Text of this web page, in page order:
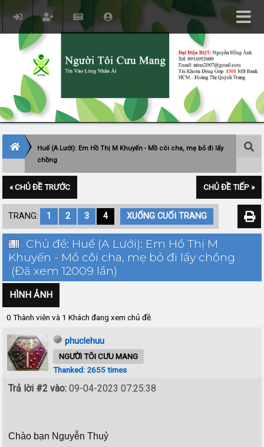
Huế (A Lưới): Em Hồ Thị M Khuyến - Mồ côi cha, mẹ bỏ đi lấy
chồng
« CHỦ ĐỀ TRƯỚC CHỦ ĐỀ TIẾP »
TRANG: 1 2 3 4 XUỐNG CUỐI TRANG
Chủ đề: Huế (A Lưới): Em Hồ Thị M
Khuyến - Mồ côi cha, mẹ bỏ đi lấy chồng
(Đã xem 12009 lần)
HÌNH ẢNH
0 Thành viên và 1 Khách đang xem chủ đề.
phuclehuu
NGƯỜI TÔI CƯU MANG
Thanked: 2655 times
Trả lời #2 vào: 09-04-2023 07:25:38
Chào bạn Nguyễn Thuỷ